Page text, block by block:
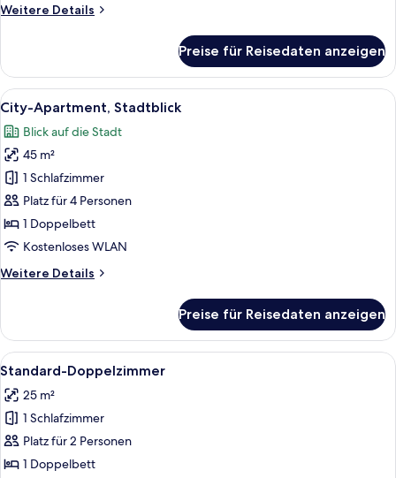
Weitere Details
Weitere
2 Schlafzimmer
Preise für Reisedaten anzeigen
Alle
Fotos
für
City-
Apartment,
Stadtblick
anzeigen
Ein modernes Wohnzimmer mit
6
City-Apartment, Stadtblick
Blick auf die Stadt
45 m²
1 Schlafzimmer
Platz für 4 Personen
1 Doppelbett
Kostenloses WLAN
Weitere Details
Weitere
Apartment,
Stadtblick
Preise für Reisedaten anzeigen
Alle
Fotos
für
Standard-
Doppelzimmer
anzeigen
Ein Hotelzimmer mit Bett, Fernseher,
5
Standard-Doppelzimmer
25 m²
1 Schlafzimmer
Platz für 2 Personen
1 Doppelbett